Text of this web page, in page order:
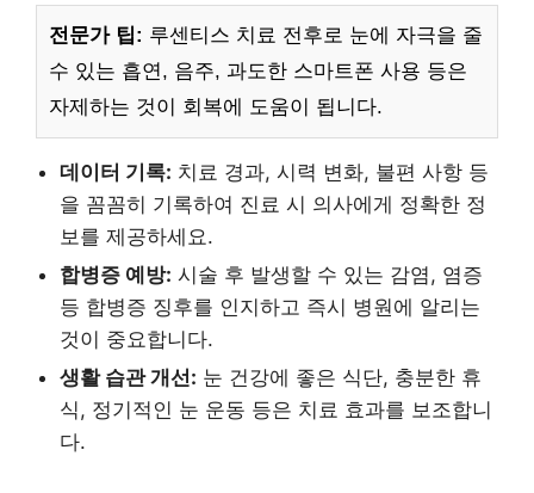
전문가 팁: 루센티스 치료 전후로 눈에 자극을 줄
수 있는 흡연, 음주, 과도한 스마트폰 사용 등은
자제하는 것이 회복에 도움이 됩니다.
데이터 기록: 치료 경과, 시력 변화, 불편 사항 등
을 꼼꼼히 기록하여 진료 시 의사에게 정확한 정
보를 제공하세요.
합병증 예방: 시술 후 발생할 수 있는 감염, 염증
등 합병증 징후를 인지하고 즉시 병원에 알리는
것이 중요합니다.
생활 습관 개선: 눈 건강에 좋은 식단, 충분한 휴
식, 정기적인 눈 운동 등은 치료 효과를 보조합니
다.